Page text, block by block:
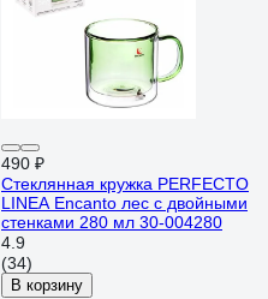
490 ₽
Стеклянная кружка PERFECTO
LINEA Encanto лес с двойными
стенками 280 мл 30-004280
4.9
(34)
В корзину